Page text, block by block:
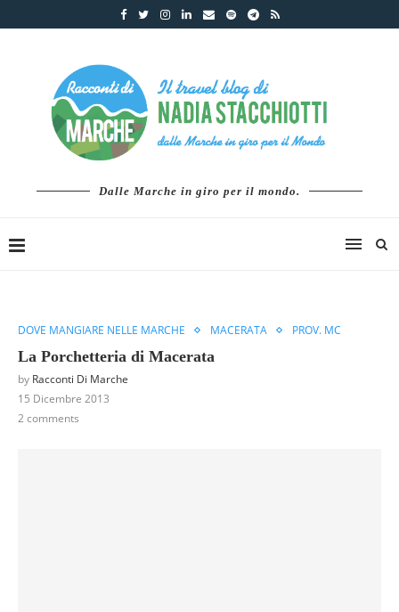
Dalle Marche in giro per il mondo.
DOVE MANGIARE NELLE MARCHE MACERATA PROV. MC
La Porchetteria di Macerata
by Racconti Di Marche
15 Dicembre 2013
2 comments